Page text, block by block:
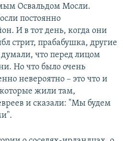
Освальдом Мосли.
постоянно
И в тот день, когда они
стрит, прабабушка, другие
что перед лицом
Но что было очень
невероятно – это что и
жили там,
и сказали: "Мы будем